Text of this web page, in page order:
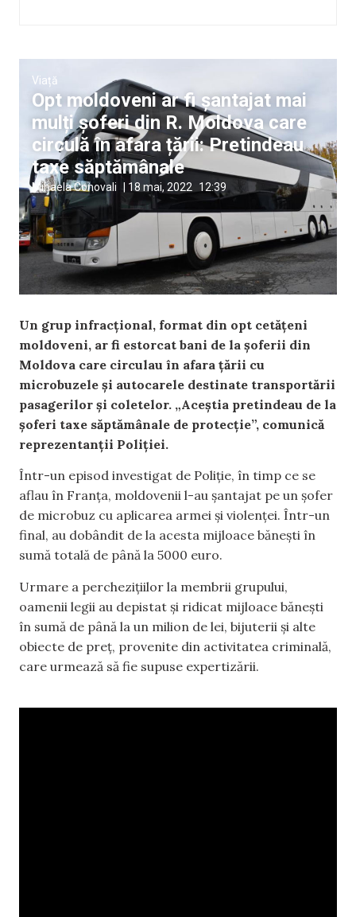
Viață
Opt moldoveni ar fi șantajat mai
mulți șoferi din R. Moldova care
circulă în afara țării: Pretindeau
taxe săptămânale
Mihaela Conovali 18 mai, 2022 12:39
Un grup infracțional, format din opt cetățeni
moldoveni, ar fi estorcat bani de la șoferii din
Moldova care circulau în afara țării cu
microbuzele și autocarele destinate transportării
pasagerilor și coletelor. „Aceștia pretindeau de la
șoferi taxe săptămânale de protecție”, comunică
reprezentanții Poliției.
Într-un episod investigat de Poliție, în timp ce se
aflau în Franța, moldovenii l-au șantajat pe un șofer
de microbuz cu aplicarea armei și violenței. Într-un
final, au dobândit de la acesta mijloace bănești în
sumă totală de până la 5000 euro.
Urmare a perchezițiilor la membrii grupului,
oamenii legii au depistat și ridicat mijloace bănești
în sumă de până la un milion de lei, bijuterii și alte
obiecte de preț, provenite din activitatea criminală,
care urmează să fie supuse expertizării.